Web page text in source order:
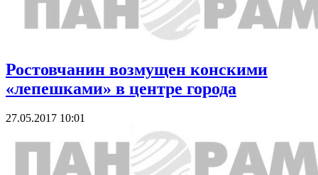
Ростовчанин возмущен конскими
«лепешками» в центре города
27.05.2017 10:01